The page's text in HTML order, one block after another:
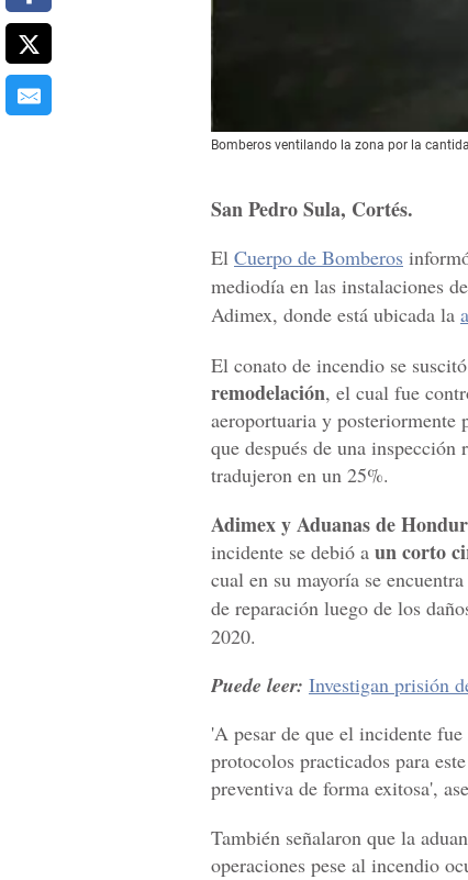
Bomberos ventilando la zona por la
San Pedro Sula, Cortés.
El Cuerpo de Bomberos
mediodía en las instalaciones
Adimex, donde está ubicada la
El conato de incendio se
remodelación, el cual fue
aeroportuaria y
que después de una
tradujeron en un 25%.
Adimex y Aduanas de
incidente se debió a un corto
cual en su mayoría se
de reparación luego de los
2020.
Puede leer: Investigan prisión
'A pesar de que el incidente
protocolos practicados para
preventiva de forma exitosa',
También señalaron que la
operaciones pese al incendio